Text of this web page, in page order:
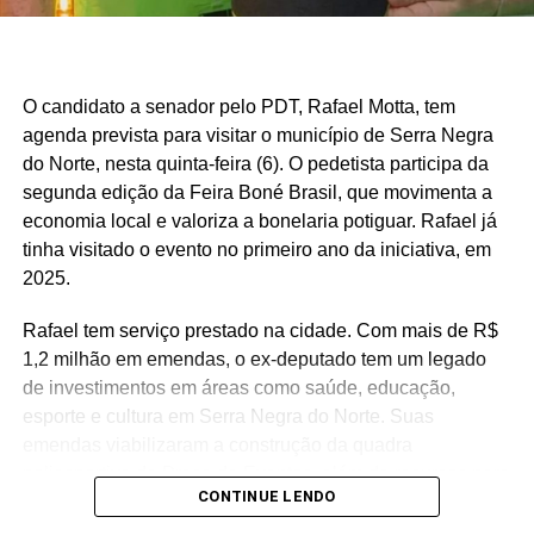
O candidato a senador pelo PDT, Rafael Motta, tem
agenda prevista para visitar o município de Serra Negra
do Norte, nesta quinta-feira (6). O pedetista participa da
segunda edição da Feira Boné Brasil, que movimenta a
economia local e valoriza a bonelaria potiguar. Rafael já
tinha visitado o evento no primeiro ano da iniciativa, em
2025.
Rafael tem serviço prestado na cidade. Com mais de R$
1,2 milhão em emendas, o ex-deputado tem um legado
de investimentos em áreas como saúde, educação,
esporte e cultura em Serra Negra do Norte. Suas
poliesportiva da Praça de Eventos, além de recursos para
a reforma da Casa de Cultura, aquisição de mobiliário
CONTINUE LENDO